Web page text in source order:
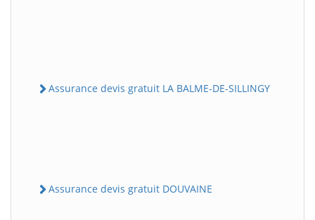
Assurance devis gratuit LA BALME-DE-SILLINGY
Assurance devis gratuit DOUVAINE